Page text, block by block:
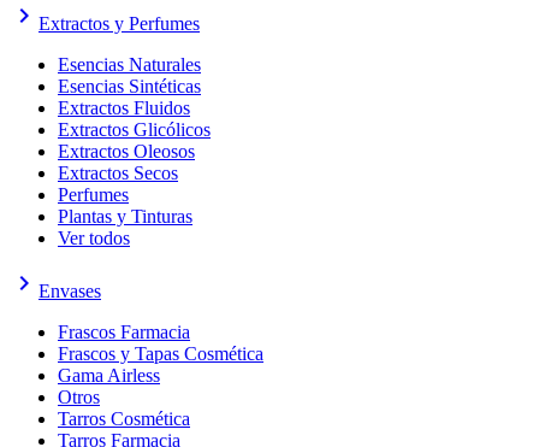
keyboard_arrow_right Extractos y Perfumes
Esencias Naturales
Esencias Sintéticas
Extractos Fluidos
Extractos Glicólicos
Extractos Oleosos
Extractos Secos
Perfumes
Plantas y Tinturas
Ver todos
keyboard_arrow_right Envases
Frascos Farmacia
Frascos y Tapas Cosmética
Gama Airless
Otros
Tarros Cosmética
Tarros Farmacia